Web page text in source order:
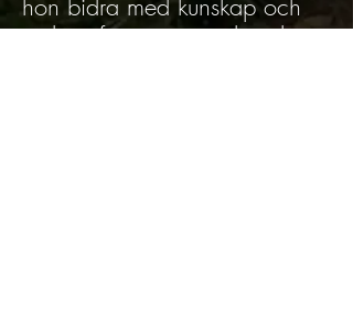
hon bidra med kunskap och
verktyg för att människor ska